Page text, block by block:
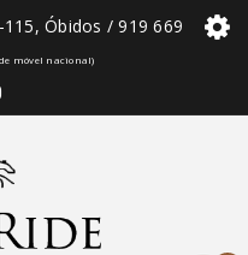
Óbidos / 919 669
móvel nacional)